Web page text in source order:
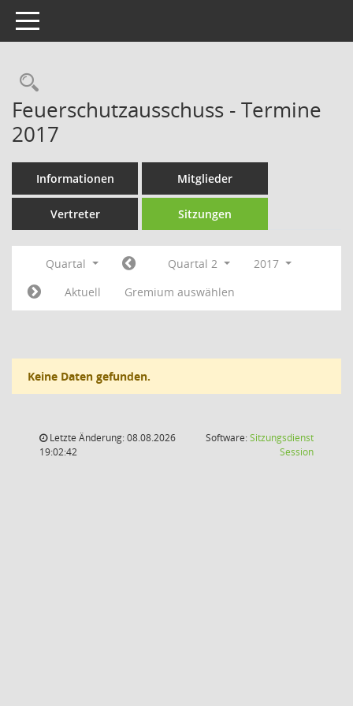
Toggle navigation
Rechercheauswahl
Feuerschutzausschuss - Termine
2017
Informationen Mitglieder
Vertreter Sitzungen
Quartal Quartal 2
2017
Aktuell
Gremium auswählen
Keine Daten gefunden.
Letzte Änderung: 08.08.2026
19:02:42
Software:Sitzungsdienst
Session(Wird in